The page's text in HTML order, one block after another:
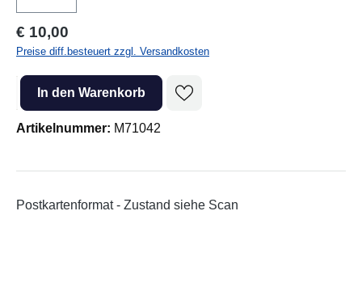
Regulärer Preis:
€ 10,00
Preise diff.besteuert zzgl. Versandkosten
Produkt Anzahl: Gib den gewünschten Wert ein oder benutze die
In den Warenkorb
Artikelnummer: M71042
Postkartenformat - Zustand siehe Scan